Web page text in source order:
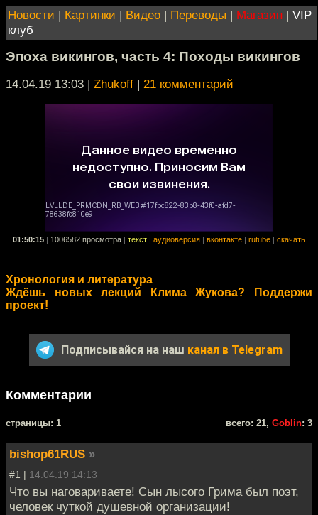
Новости | Картинки | Видео | Переводы | Магазин | VIP
клуб
Эпоха викингов, часть 4: Походы викингов
14.04.19 13:03 | Zhukoff | 21 комментарий
01:50:15 1006582 просмотра текст аудиоверсия вконтакте rutube скачать
Хронология и литература
Ждёшь новых лекций Клима Жукова? Поддержи
проект!
Подписывайся на наш канал в Telegram
Комментарии
cтраницы: 1 всего: 21, Goblin: 3
bishop61RUS »
#1 | 14.04.19 14:13
Что вы наговариваете! Сын лысого Грима был поэт,
человек чуткой душевной организации!